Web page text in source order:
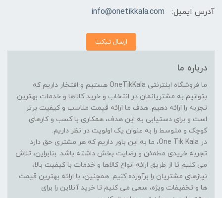
آدرس ایمیل:
info@onetikkala.com
ارسال تیکت
درباره ما
ما فروشگاه اینترنتی OneTikKala هستیم و افتخار داریم که
بتوانیم به مشتریانمان در انتخاب و خرید کالاها و خدمات بهترین
تجربه را ارائه دهیم. هدف ما ارائه قیمت مناسب و کیفیت برتر
است و برای دستیابی به این هدف، همکاری با کسب و کارهای
کوچک و متوسط را به عنوان یک اولویت در نظر داریم.
در One Tik Kala، ما به این باور داریم که هر مشتری حق دارد
تجربه خریدی مطمئن و رضایت بخش داشته باشد. بنابراین، تلاش
می کنیم تا از طریق ارائه انواع کالاها و خدمات با کیفیت بالا،
نیازهای مشتریان را برآورده کنیم. همچنین، با ارائه بهترین قیمت
ها و تخفیفات ویژه، سعی می کنیم تا خرید آنلاین را برای